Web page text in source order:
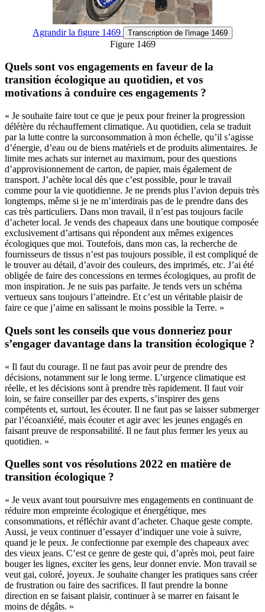
Agrandirla figure 1469 Transcription de l'image 1469
Figure 1469
Quels sont vos engagements en faveur de la
transition écologique au quotidien, et vos
motivations à conduire ces engagements ?
« Je souhaite faire tout ce que je peux pour freiner la progression
délétère du réchauffement climatique. Au quotidien, cela se traduit
par la lutte contre la surconsommation à mon échelle, qu’il s’agisse
d’énergie, d’eau ou de biens matériels et de produits alimentaires. Je
limite mes achats sur internet au maximum, pour des questions
d’approvisionnement de carton, de papier, mais également de
transport. J’achète local dès que c’est possible, pour le travail
comme pour la vie quotidienne. Je ne prends plus l’avion depuis très
longtemps, même si je ne m’interdirais pas de le prendre dans des
cas très particuliers. Dans mon travail, il n’est pas toujours facile
d’acheter local. Je vends des chapeaux dans une boutique composée
exclusivement d’artisans qui répondent aux mêmes exigences
écologiques que moi. Toutefois, dans mon cas, la recherche de
fournisseurs de tissus n’est pas toujours possible, il est compliqué de
le trouver au détail, d’avoir des couleurs, des imprimés, etc. J’ai été
obligée de faire des concessions en termes écologiques, au profit de
mon inspiration. Je ne suis pas parfaite. Je tends vers un schéma
vertueux sans toujours l’atteindre. Et c’est un véritable plaisir de
faire ce que j’aime en salissant le moins possible la Terre. »
Quels sont les conseils que vous donneriez pour
s’engager davantage dans la transition écologique ?
« Il faut du courage. Il ne faut pas avoir peur de prendre des
décisions, notamment sur le long terme. L’urgence climatique est
réelle, et les décisions sont à prendre très rapidement. Il faut voir
loin, se faire conseiller par des experts, s’inspirer des gens
compétents et, surtout, les écouter. Il ne faut pas se laisser submerger
par l’écoanxiété, mais écouter et agir avec les jeunes engagés en
faisant preuve de responsabilité. Il ne faut plus fermer les yeux au
quotidien. »
Quelles sont vos résolutions 2022 en matière de
transition écologique ?
« Je veux avant tout poursuivre mes engagements en continuant de
réduire mon empreinte écologique et énergétique, mes
consommations, et réfléchir avant d’acheter. Chaque geste compte.
Aussi, je veux continuer d’essayer d’indiquer une voie à suivre,
quand je le peux. Je confectionne par exemple des chapeaux avec
des vieux jeans. C’est ce genre de geste qui, d’après moi, peut faire
bouger les lignes, exciter les gens, leur donner envie. Mon travail se
veut gai, coloré, joyeux. Je souhaite changer les pratiques sans créer
de frustration ou faire des sacrifices. Il faut prendre la bonne
direction en se faisant plaisir, continuer à se marrer en faisant le
moins de dégâts. »